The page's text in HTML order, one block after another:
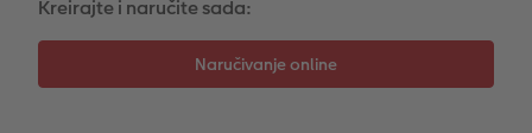
Dodaci
Kreirajte i naručite sada: